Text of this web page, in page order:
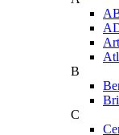
B
C